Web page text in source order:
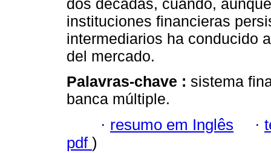
dos décadas, cuando,
instituciones financieras
intermediarios ha conducido
del mercado.
Palavras-chave : sistema
banca múltiple.
· resumo em Inglês ·
pdf )